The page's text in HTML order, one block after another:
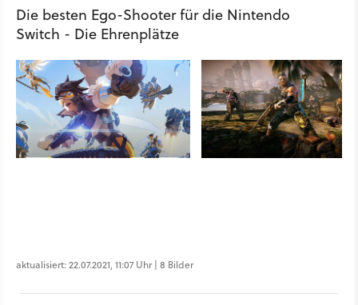
Die besten Ego-Shooter für die Nintendo
Switch - Die Ehrenplätze
aktualisiert: 22.07.2021, 11:07 Uhr | 8 Bilder